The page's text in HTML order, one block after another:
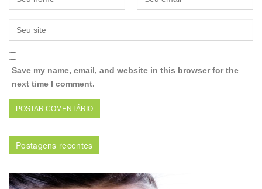
Save my name, email, and website in this browser for the
next time I comment.
Postagens recentes